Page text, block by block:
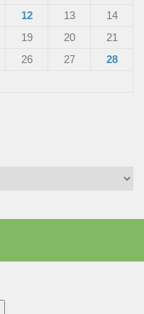
12 13
14
19 20
21
26 27
28